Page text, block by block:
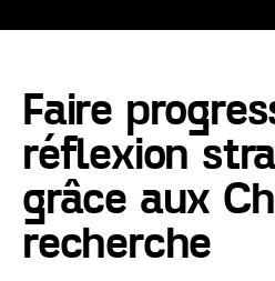
Faire
réflexion
grâce aux
recherche